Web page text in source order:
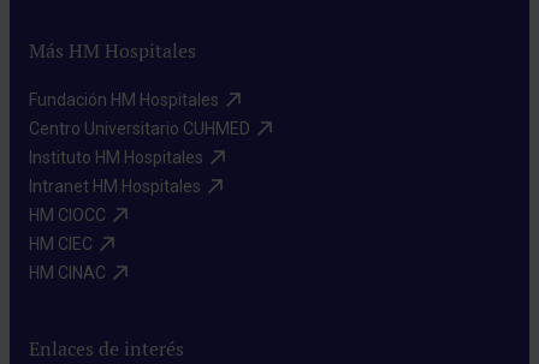
Más HM Hospitales
Fundación HM Hospitales​
Centro Universitario CUHMED​
Instituto HM Hospitales​
Intranet HM Hospitales​
HM CIOCC​
HM CIEC​
HM CINAC​
Enlaces de interés